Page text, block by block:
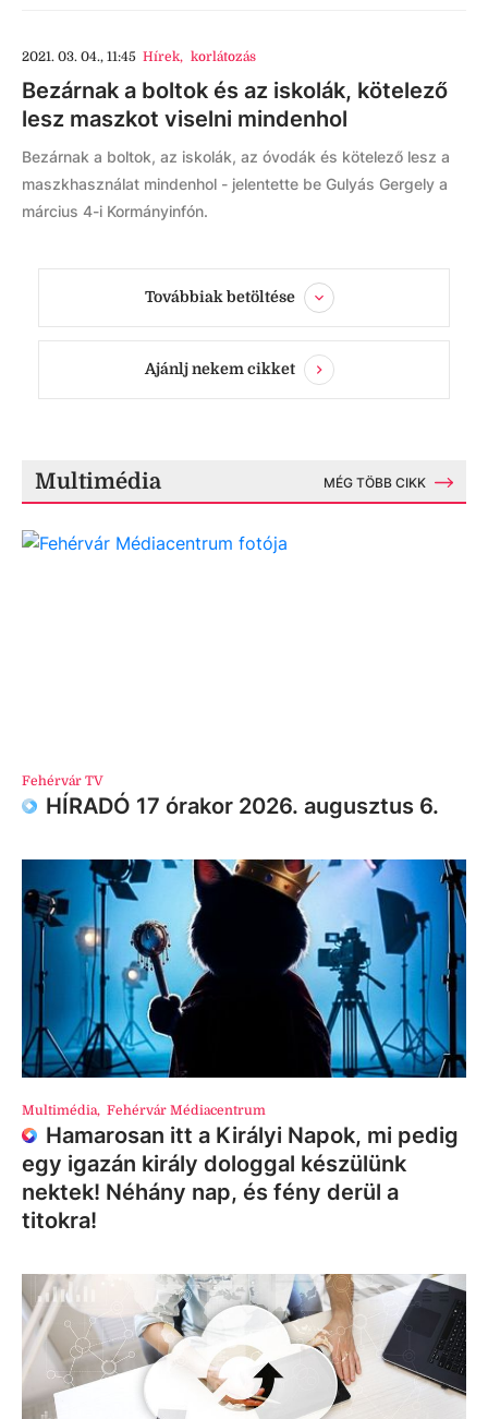
2021. 03. 04., 11:45 Hírek, korlátozás
Bezárnak a boltok és az iskolák, kötelező
lesz maszkot viselni mindenhol
Bezárnak a boltok, az iskolák, az óvodák és kötelező lesz a
maszkhasználat mindenhol - jelentette be Gulyás Gergely a
március 4-i Kormányinfón.
Továbbiak betöltése
Ajánlj nekem cikket
Multimédia MÉG TÖBB CIKK
Fehérvár TV
HÍRADÓ 17 órakor 2026. augusztus 6.
Multimédia, Fehérvár Médiacentrum
Hamarosan itt a Királyi Napok, mi pedig
egy igazán király dologgal készülünk
nektek! Néhány nap, és fény derül a
titokra!